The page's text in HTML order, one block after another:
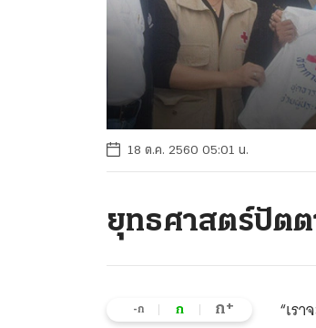
18 ต.ค. 2560 05:01 น.
ยุทธศาสตร์ปัตต
-ก ก ก+
“เร